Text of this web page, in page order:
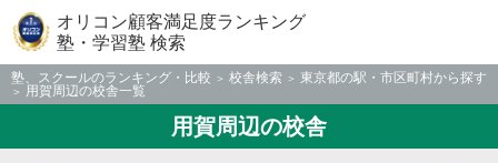
オリコン顧客満足度ランキング
塾・学習塾 検索
塾、スクールのランキング・比較 校舎検索
東京都の駅・市区町村から探す
用賀周辺の校舎一覧
用賀周辺の校舎